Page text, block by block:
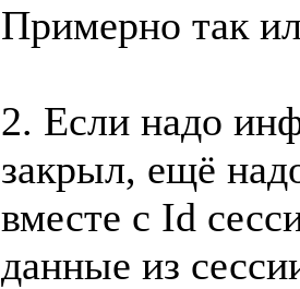
Примерно так
2. Если надо
закрыл, ещё
вместе с Id
данные из